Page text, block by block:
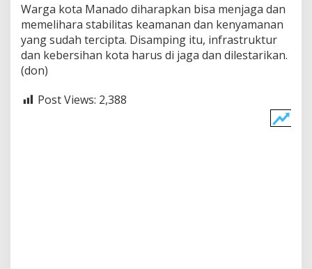
Warga kota Manado diharapkan bisa menjaga dan
memelihara stabilitas keamanan dan kenyamanan
yang sudah tercipta. Disamping itu, infrastruktur
dan kebersihan kota harus di jaga dan dilestarikan.
(don)
Post Views: 2,388